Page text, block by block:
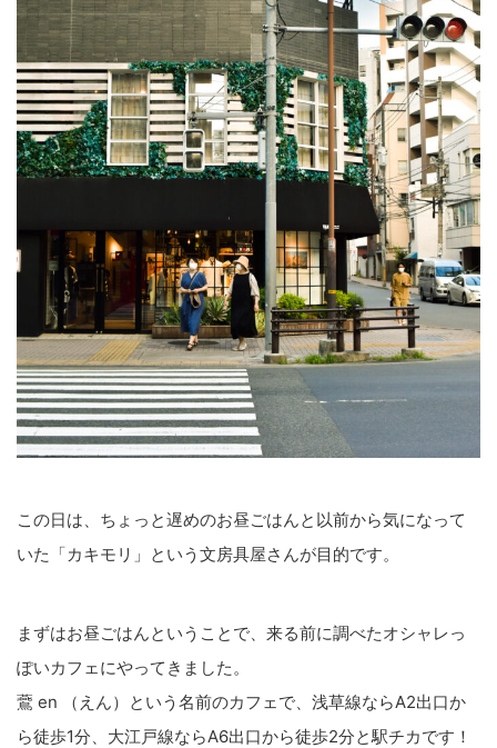
この日は、ちょっと遅めのお昼ごはんと以前から気になって
いた「カキモリ」という文房具屋さんが目的です。
まずはお昼ごはんということで、来る前に調べたオシャレっ
ぽいカフェにやってきました。
鷰 en （えん）という名前のカフェで、浅草線ならA2出口か
ら徒歩1分、大江戸線ならA6出口から徒歩2分と駅チカです！